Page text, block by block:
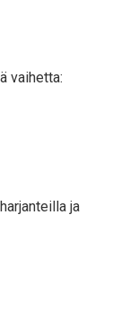
vaihetta:
ja